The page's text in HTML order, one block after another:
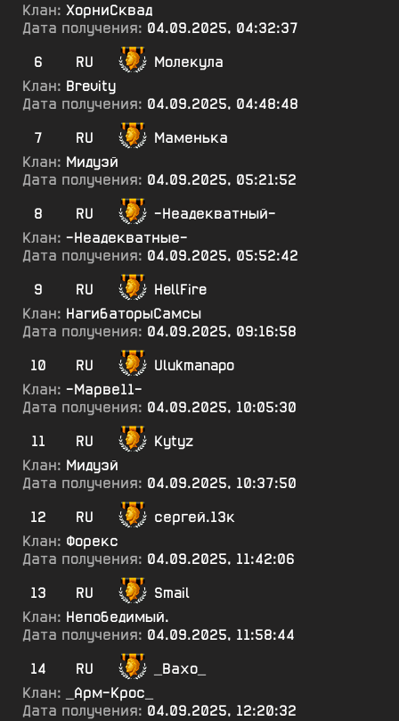
Клан: ХорниСквад
Дата получения: 04.09.2025, 04:32:37
6
RU
Молекула
Клан: Brevity
Дата получения: 04.09.2025, 04:48:48
7
RU
Маменька
Клан: Мидуэй
Дата получения: 04.09.2025, 05:21:52
8
RU
-Неадекватный-
Клан: -Неадекватные-
Дата получения: 04.09.2025, 05:52:42
9
RU
HellFire
Клан: НагибаторыСамсы
Дата получения: 04.09.2025, 09:16:58
10
RU
Ulukmanapo
Клан: -Марве11-
Дата получения: 04.09.2025, 10:05:30
11
RU
Kytyz
Клан: Мидуэй
Дата получения: 04.09.2025, 10:37:50
12
RU
сергей.13к
Клан: Форекс
Дата получения: 04.09.2025, 11:42:06
13
RU
Smail
Клан: Непобедимый.
Дата получения: 04.09.2025, 11:58:44
14
RU
_Вахо_
Клан:
_Арм-Крос_
Дата получения: 04.09.2025, 12:20:32